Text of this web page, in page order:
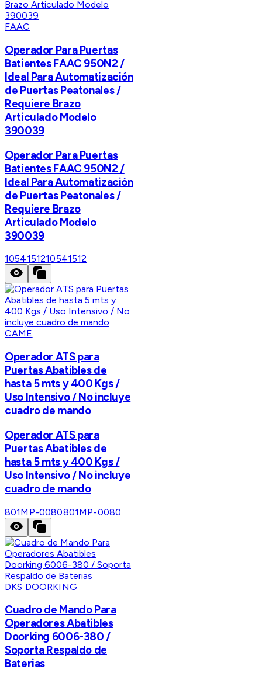
FAAC
Operador Para Puertas
Batientes FAAC 950N2 /
Ideal Para Automatización
de Puertas Peatonales /
Requiere Brazo
Articulado Modelo
390039
Operador Para Puertas
Batientes FAAC 950N2 /
Ideal Para Automatización
de Puertas Peatonales /
Requiere Brazo
Articulado Modelo
390039
1054151210541512
CAME
Operador ATS para
Puertas Abatibles de
hasta 5 mts y 400 Kgs /
Uso Intensivo / No incluye
cuadro de mando
Operador ATS para
Puertas Abatibles de
hasta 5 mts y 400 Kgs /
Uso Intensivo / No incluye
cuadro de mando
801MP-0080801MP-0080
DKS DOORKING
Cuadro de Mando Para
Operadores Abatibles
Doorking 6006-380 /
Soporta Respaldo de
Baterias